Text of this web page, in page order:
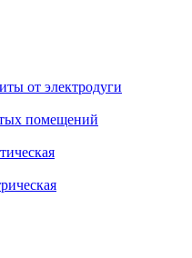
от электродуги
помещений